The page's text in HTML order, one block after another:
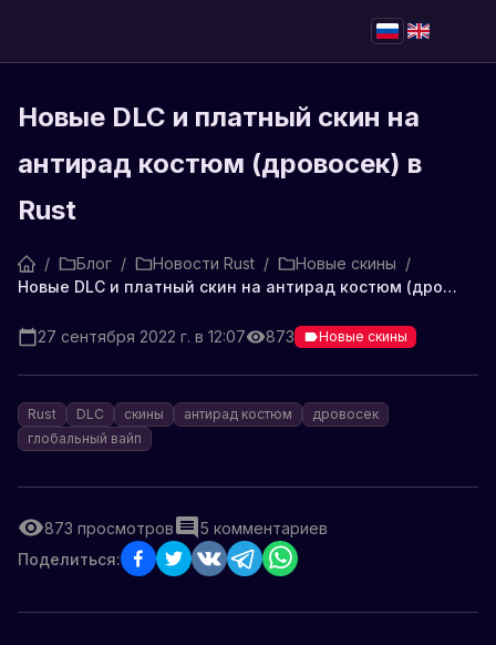
Новые DLC и платный скин на
антирад костюм (дровосек) в
Rust
/ Блог / Новости Rust / Новые скины /
Новые DLC и платный скин на антирад костюм (дровосек) в Rust
27 сентября 2022 г. в 12:07 873 Новые скины
Rust DLC скины антирад костюм
дровосек
глобальный вайп
873 просмотров 5 комментариев
Поделиться: